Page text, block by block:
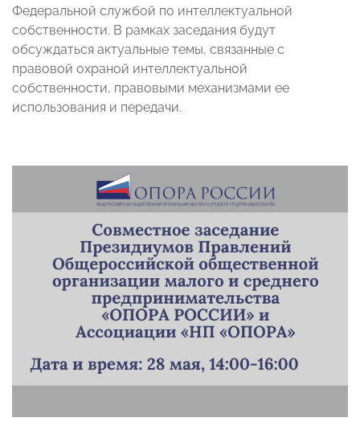
Федеральной службой по интеллектуальной
собственности. В рамках заседания будут
обсуждаться актуальные темы, связанные с
правовой охраной интеллектуальной
собственности, правовыми механизмами ее
использования и передачи.